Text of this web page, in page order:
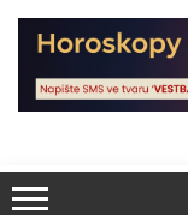
Skip
content